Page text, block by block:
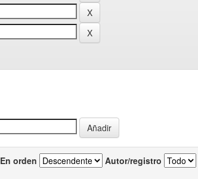
En orden Autor/registro